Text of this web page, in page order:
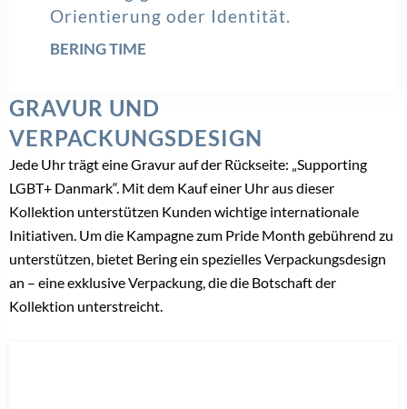
Orientierung oder Identität.
BERING TIME
GRAVUR UND
VERPACKUNGSDESIGN
Jede Uhr trägt eine Gravur auf der Rückseite: „Supporting
LGBT+ Danmark“. Mit dem Kauf einer Uhr aus dieser
Kollektion unterstützen Kunden wichtige internationale
Initiativen. Um die Kampagne zum Pride Month gebührend zu
unterstützen, bietet Bering ein spezielles Verpackungsdesign
an – eine exklusive Verpackung, die die Botschaft der
Kollektion unterstreicht.